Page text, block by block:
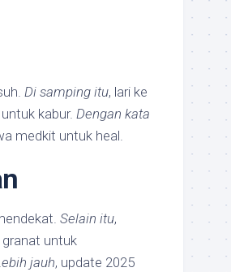
Di samping itu, lari ke
kabur. Dengan kata
medkit untuk heal.
Selain itu,
granat untuk
jauh, update 2025